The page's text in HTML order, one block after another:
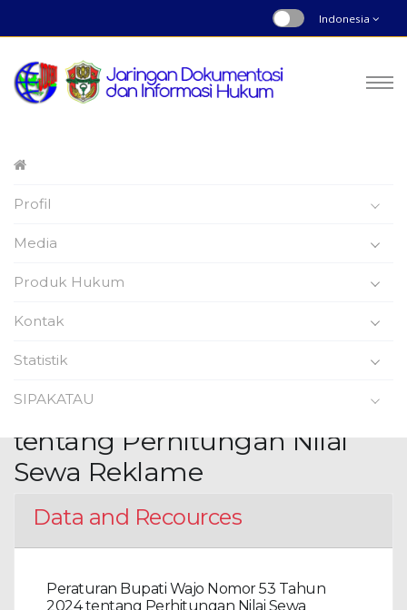
Indonesia
Profil
Media
Produk Hukum
Kontak
Statistik
SIPAKATAU
Nomor : 53 | Tahun 2024
Nomor 53 Tahun 2024
tentang Perhitungan Nilai
Sewa Reklame
Data and Recources
Peraturan Bupati Wajo Nomor 53 Tahun
2024 tentang Perhitungan Nilai Sewa